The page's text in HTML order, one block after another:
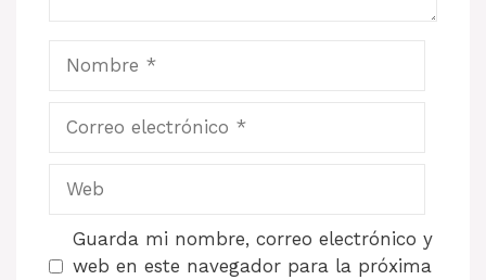
electrónico
Guarda mi nombre, correo electrónico y
web en este navegador para la próxima